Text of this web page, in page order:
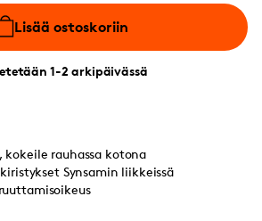
Lisää ostoskoriin
1-2 arkipäivässä
kokeile rauhassa kotona
Synsamin liikkeissä